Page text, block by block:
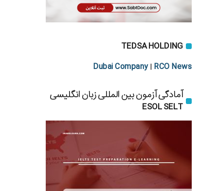
TEDSA HOLDING
Dubai Company| RCO News
آمادگی آزمون بین المللی زبان انگلیسی
ESOL SELT